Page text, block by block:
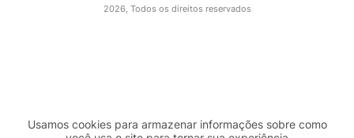
2026, Todos os direitos reservados
Usamos cookies para armazenar informações sobre como